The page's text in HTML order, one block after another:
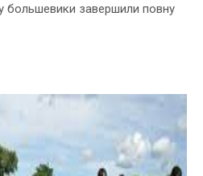
большевики завершили повну